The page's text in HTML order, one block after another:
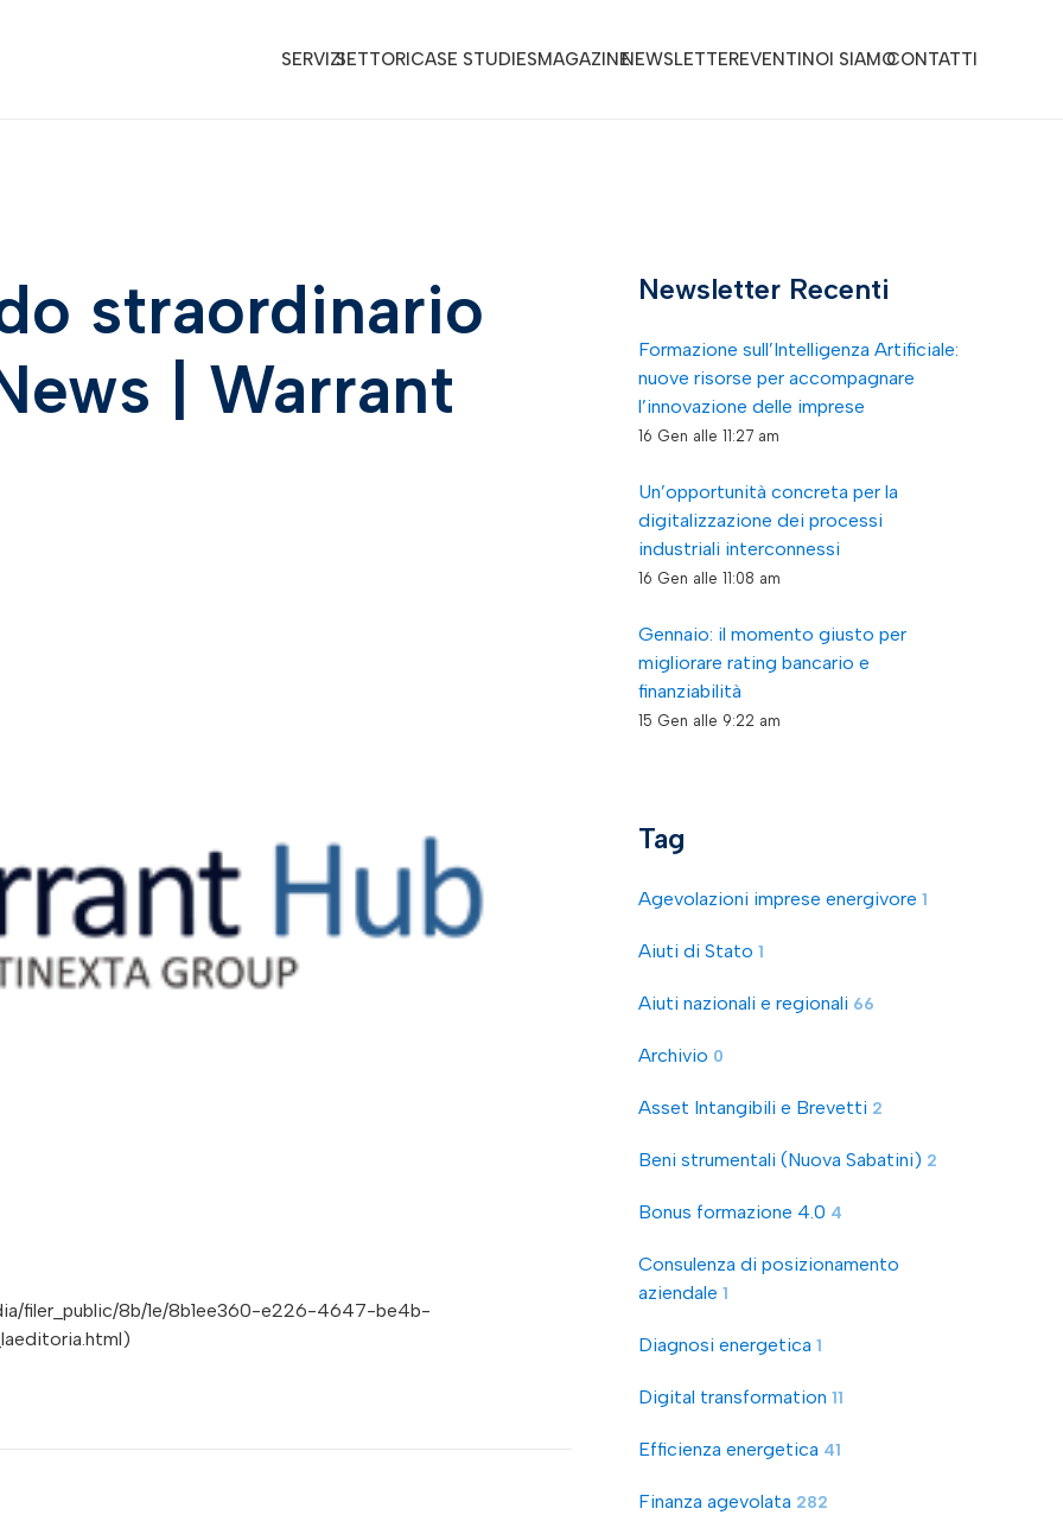
SERVIZISETTORICASE STUDIESMAGAZINENEWSLETTEREVENTINOI SIAMOCONTATTI
straordinario
| Warrant
filer_public/8b/1e/8b1ee360-e226-4647-be4b-
Newsletter Recenti
Formazione sull’Intelligenza Artificiale:
nuove risorse per accompagnare
l’innovazione delle imprese
16 Gen alle 11:27 am
Un’opportunità concreta per la
digitalizzazione dei processi
industriali interconnessi
16 Gen alle 11:08 am
Gennaio: il momento giusto per
migliorare rating bancario e
finanziabilità
15 Gen alle 9:22 am
Tag
Agevolazioni imprese energivore 1
Aiuti di Stato 1
Aiuti nazionali e regionali 66
Archivio 0
Asset Intangibili e Brevetti 2
Beni strumentali (Nuova Sabatini) 2
Bonus formazione 4.0 4
Consulenza di posizionamento
aziendale 1
Diagnosi energetica 1
Digital transformation 11
Efficienza energetica 41
Finanza agevolata 282